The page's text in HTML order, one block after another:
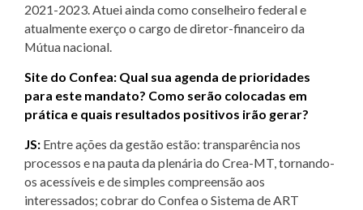
2021-2023. Atuei ainda como conselheiro federal e
atualmente exerço o cargo de diretor-financeiro da
Mútua nacional.
Site do Confea: Qual sua agenda de prioridades
para este mandato? Como serão colocadas em
prática e quais resultados positivos irão gerar?
JS: Entre ações da gestão estão: transparência nos
processos e na pauta da plenária do Crea-MT, tornando-
os acessíveis e de simples compreensão aos
interessados; cobrar do Confea o Sistema de ART